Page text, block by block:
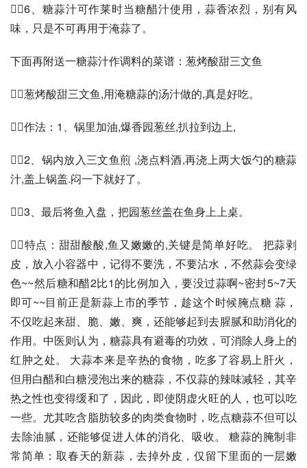
6、糖蒜汁可作莱时当糖醋汁使用，蒜香浓烈，别有风
味，只是不可再用于淹蒜了。
下面再附送一糖蒜汁作调料的菜谱：葱烤酸甜三文鱼
葱烤酸甜三文鱼,用淹糖蒜的汤汁做的,真是好吃。
作法：1、锅里加油,爆香园葱丝,扒拉到边上,
2、锅内放入三文鱼煎 ,浇点料酒,再浇上两大饭勺的糖蒜
汁,盖上锅盖.闷一下就好了。
3、最后将鱼入盘，把园葱丝盖在鱼身上上桌。
特点：甜甜酸酸,鱼又嫩嫩的,关键是简单好吃。 把蒜剥
皮，放入小容器中，记得不要洗，不要沾水，不然蒜会变绿
色~~然后糖和醋2比1的比例加入，要没过蒜啊~密封5~7天
即可~~目前正是新蒜上市的季节，趁这个时候腌点糖 蒜，
不仅吃起来甜、脆、嫩、爽，还能够起到去腥腻和助消化的
作用。中医则认为，糖蒜具有避毒的功效，可消除人身上的
红肿之处。 大蒜本来是辛热的食物，吃多了容易上肝火，
但用白醋和白糖浸泡出来的糖蒜，不仅蒜的辣味减轻，其辛
热之性也变得缓和了，因此，即使阴虚火旺的人，也可以吃
一些。尤其吃含脂肪较多的肉类食物时，吃点糖蒜不但可以
去除油腻，还能够促进人体的消化、吸收。 糖蒜的腌制非
常简单：取春天的新蒜，去掉外皮，仅留下里面的一层嫩